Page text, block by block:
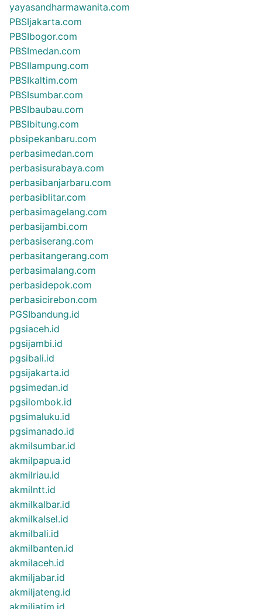
yayasandharmawanita.com
PBSIjakarta.com
PBSIbogor.com
PBSImedan.com
PBSIlampung.com
PBSIkaltim.com
PBSIsumbar.com
PBSIbaubau.com
PBSIbitung.com
pbsipekanbaru.com
perbasimedan.com
perbasisurabaya.com
perbasibanjarbaru.com
perbasiblitar.com
perbasimagelang.com
perbasijambi.com
perbasiserang.com
perbasitangerang.com
perbasimalang.com
perbasidepok.com
perbasicirebon.com
PGSIbandung.id
pgsiaceh.id
pgsijambi.id
pgsibali.id
pgsijakarta.id
pgsimedan.id
pgsilombok.id
pgsimaluku.id
pgsimanado.id
akmilsumbar.id
akmilpapua.id
akmilriau.id
akmilntt.id
akmilkalbar.id
akmilkalsel.id
akmilbali.id
akmilbanten.id
akmilaceh.id
akmiljabar.id
akmiljateng.id
akmiljatim.id